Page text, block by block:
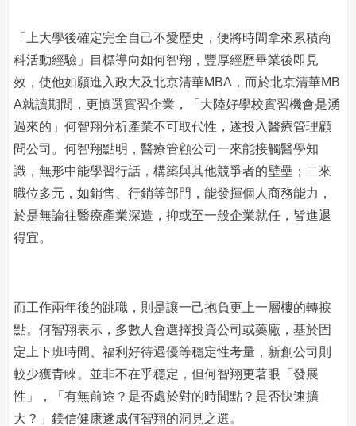
「上大學後確定完全自己不愛歷史，便將時間拿來累積商
科活動經驗」目標導向如何智翔，豐厚經歷畢業後即見
效，使他如願進入政大及北京清華MBA，而於北京清華MB
A就讀期間，更慎選實習企業，「大陸好學校實習機會是湧
過來的」何智翔分析產業不可取代性，遂投入醫療管理顧
問公司。何智翔點明，醫療管顧公司一來能接觸醫學知
識，無形中能學習行話，構築與其他競爭者的壁壘；二來
職位多元，如銷售、行銷等部門，能發揮個人商務能力，
於是無論往醫療產業深造，抑或至一般企業就任，皆進退
得宜。
而工作兩年後的跳職，則是讓一己抱負更上一層樓的轉捩
點。何智翔表示，多數人會選擇投資公司或藥廠，基於固
定上下班時間、福利好待遇優等穩定性考量，新創公司則
較少獲青睞。並非不在乎穩定，但何智翔更著眼「發展
性」，「有無前途？是否處於對的時間點？是否快速擴
大？」鎂信健康遂成何智翔的洞見之選。